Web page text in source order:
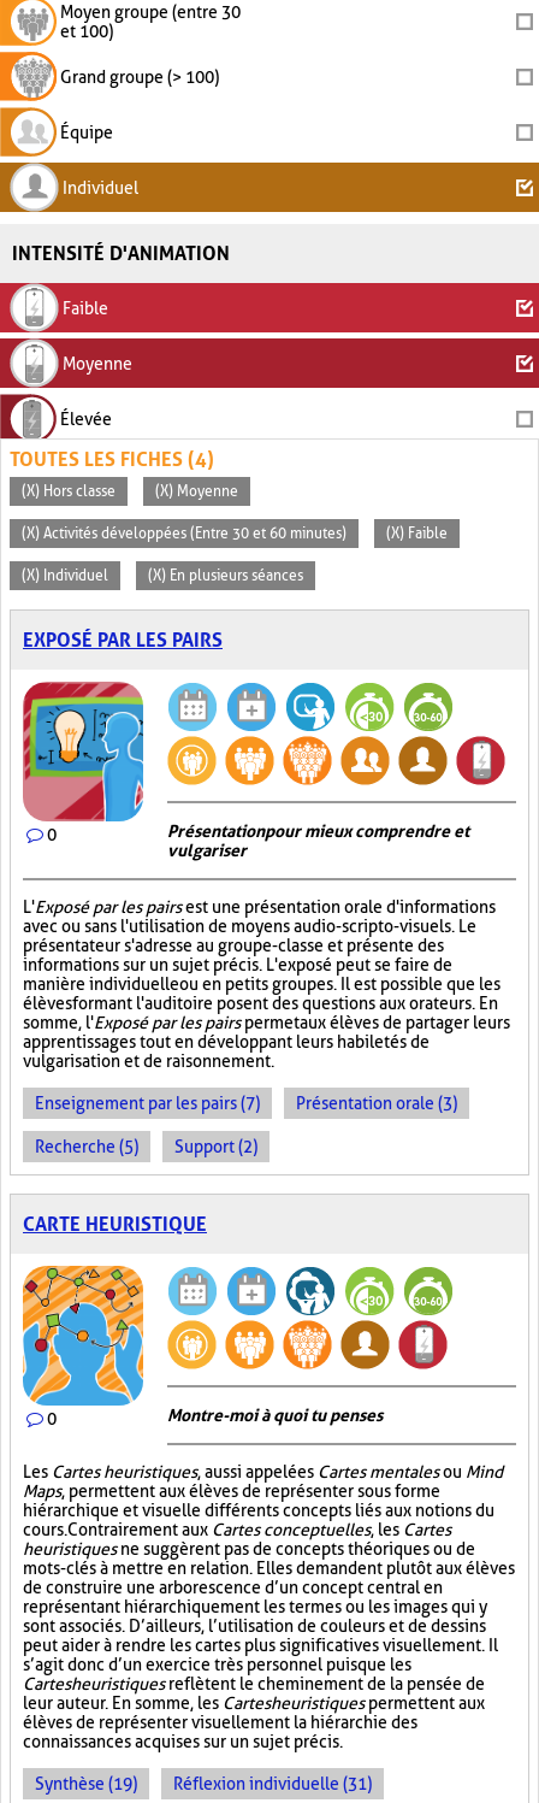
Moyen groupe (entre 30
et 100)
Grand groupe (> 100)
Équipe
Individuel
INTENSITÉ D'ANIMATION
Faible
Moyenne
Élevée
TOUTES LES FICHES (4)
(X) Hors classe (X) Moyenne
(X) Activités développées (Entre 30 et 60 minutes) (X) Faible
(X) Individuel (X) En plusieurs séances
EXPOSÉ PAR LES PAIRS
0
Présentation pour mieux comprendre et
vulgariser
L'Exposé par les pairsest une présentation orale d'informations
avec ou sans l'utilisation de moyens audio-scripto-visuels. Le
présentateur s'adresse au groupe-classe et présente des
informations sur un sujet précis. L'exposé peut se faire de
manière individuelle ou en petits groupes. Il est possible que les
élèves formant l'auditoire posent des questions aux orateurs. En
somme, l'Exposé par les pairspermet aux élèves de partager leurs
apprentissages tout en développant leurs habiletés de
vulgarisation et de raisonnement.
Enseignement par les pairs (7) Présentation orale (3)
Recherche (5) Support (2)
CARTE HEURISTIQUE
0 Montre-moi à quoi tu penses
Les Cartes heuristiques, aussi appelées Cartes mentalesou Mind
Maps, permettent aux élèves de représenter sous forme
hiérarchique et visuelle différents concepts liés aux notions du
cours. Contrairement aux Cartes conceptuelles, les Cartes
heuristiquesne suggèrent pas de concepts théoriques ou de
mots-clés à mettre en relation. Elles demandent plutôt aux élèves
de construire une arborescence d’un concept central en
représentant hiérarchiquement les termes ou les images qui y
sont associés. D’ailleurs, l’utilisation de couleurs et de dessins
peut aider à rendre les cartes plus significatives visuellement. Il
s’agit donc d’un exercice très personnel puisque les
Cartes heuristiquesreflètent le cheminement de la pensée de
leur auteur. En somme, les Cartes heuristiquespermettent aux
élèves de représenter visuellement la hiérarchie des
connaissances acquises sur un sujet précis.
Synthèse (19) Réflexion individuelle (31)